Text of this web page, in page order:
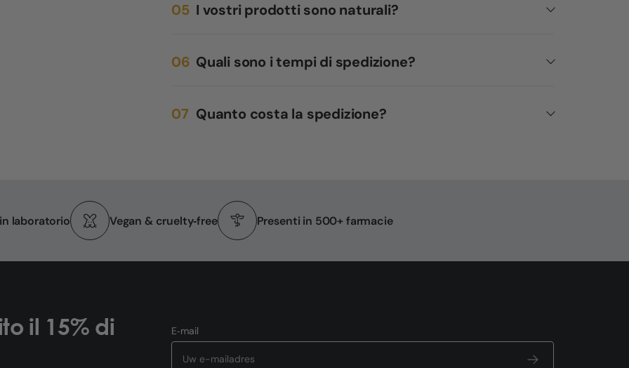
I vostri prodotti sono naturali?
Quali sono i tempi di spedizione?
Quanto costa la spedizione?
laboratorio Vegan & cruelty‑free Presenti in 500+ farmacie
il 15% di
E‑mail